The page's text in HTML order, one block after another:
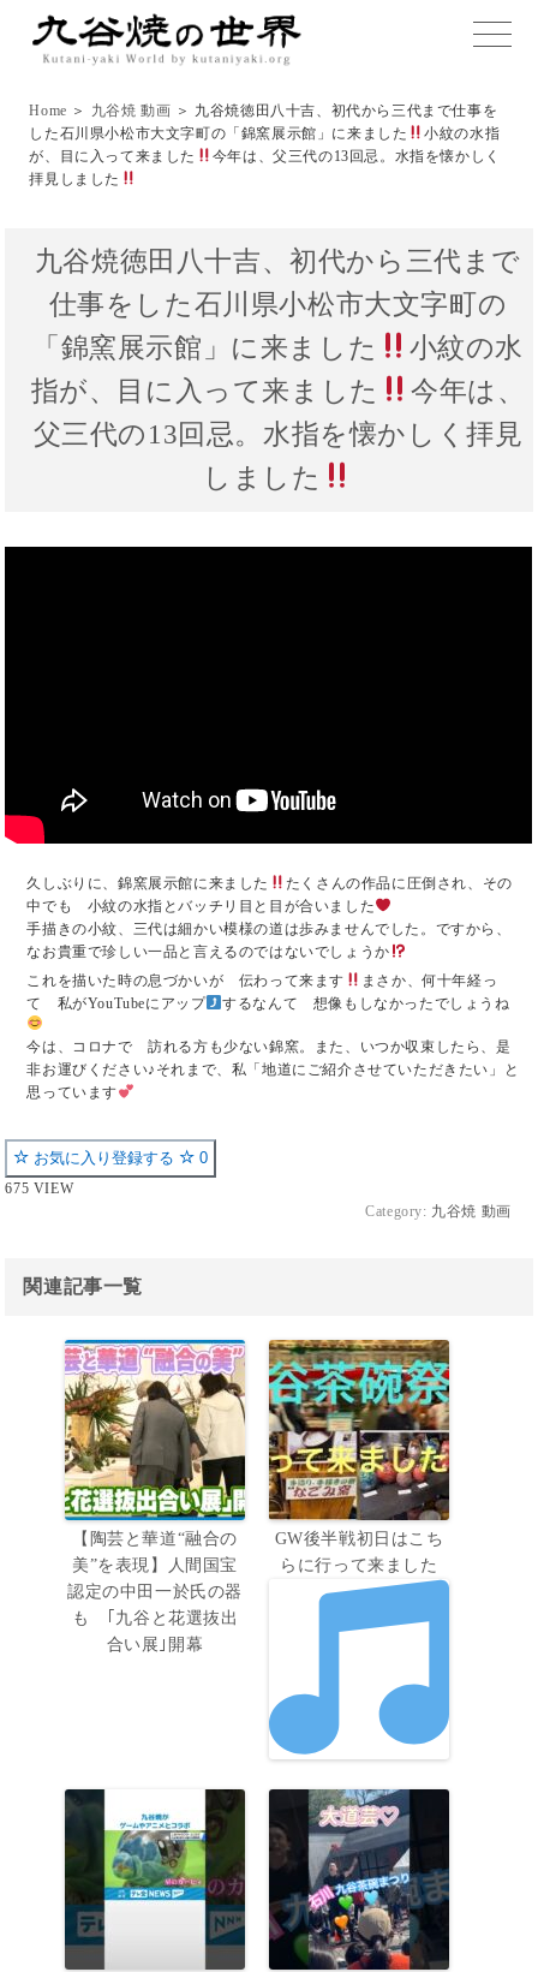
toggle
Home ＞ 九谷焼 動画 ＞ 九谷焼徳田八十吉、初代から三代まで仕事を
した石川県小松市大文字町の「錦窯展示館」に来ました
小紋の水指
が、目に入って来ました
今年は、父三代の13回忌。水指を懐かしく
拝見しました
九谷焼徳田八十吉、初代から三代まで
仕事をした石川県小松市大文字町の
「錦窯展示館」に来ました
小紋の水
指が、目に入って来ました
今年は、
父三代の13回忌。水指を懐かしく拝見
しました
久しぶりに、錦窯展示館に来ました
たくさんの作品に圧倒され、その
中でも 小紋の水指とバッチリ目と目が合いました
手描きの小紋、三代は細かい模様の道は歩みませんでした。ですから、
なお貴重で珍しい一品と言えるのではないでしょうか
これを描いた時の息づかいが 伝わって来ます
まさか、何十年経っ
て 私がYouTubeにアップ
するなんて 想像もしなかったでしょうね
今は、コロナで 訪れる方も少ない錦窯。また、いつか収束したら、是
非お運びください♪それまで、私「地道にご紹介させていただきたい」と
思っています
お気に入り登録する 0
675 VIEW
Category: 九谷焼 動画
関連記事一覧
【陶芸と華道“融合の
美”を表現】人間国宝
認定の中田一於氏の器
も ｢九谷と花選抜出
合い展｣開幕
GW後半戦初日はこち
らに行って来ました